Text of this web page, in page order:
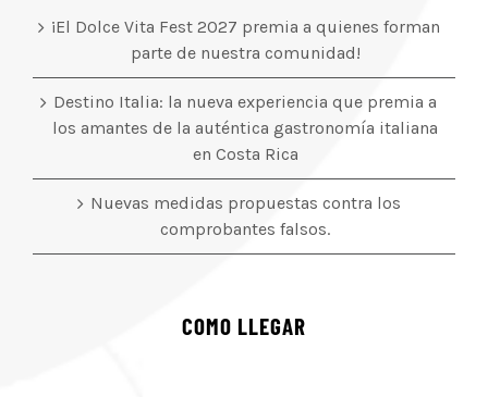
¡El Dolce Vita Fest 2027 premia a quienes forman
parte de nuestra comunidad!
Destino Italia: la nueva experiencia que premia a
los amantes de la auténtica gastronomía italiana
en Costa Rica
Nuevas medidas propuestas contra los
comprobantes falsos.
COMO LLEGAR